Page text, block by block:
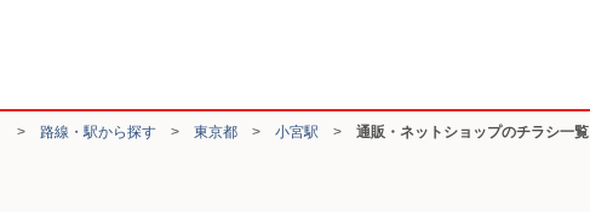
> 路線・駅から探す > 東京都 > 小宮駅 > 通販・ネットショップのチラシ一覧